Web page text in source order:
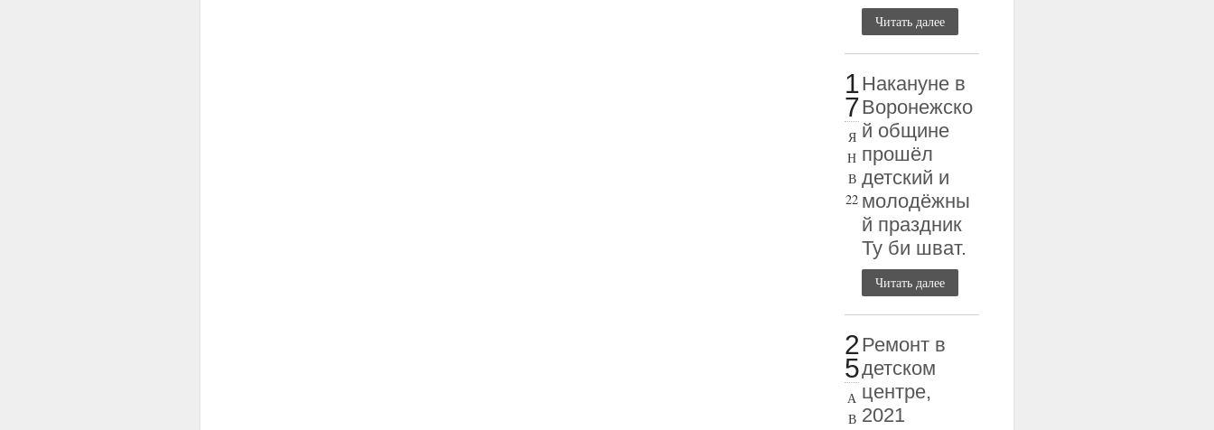
Читать далее
1
7
Я
Н
В
22
Накануне в
Воронежско
й общине
прошёл
детский и
молодёжны
й праздник
Ту би шват.
Читать далее
2
5
А
В
Ремонт в
детском
центре,
2021